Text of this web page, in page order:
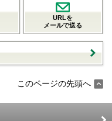
URLを
メールで送る
このページの先頭へ